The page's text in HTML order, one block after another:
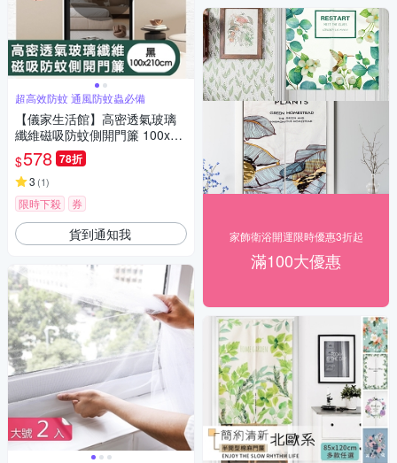
超高效防蚊 通風防蚊蟲必備
【儀家生活館】高密透氣玻璃
纖維磁吸防蚊側開門簾 100x21
0cm
$578 78折
3 (1)
限時下殺 券
貨到通知我 家飾衛浴開運限時優惠3折起
滿100大優惠